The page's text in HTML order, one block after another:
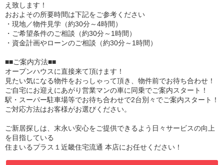
え致します！
おおよその所要時間は下記をご参考ください
・現地／物件見学（約30分～4時間）
・ご希望条件のご相談（約30分～1時間）
・資金計画やローンのご相談（約30分～1時間）
■■ご案内方法■■
オープンハウスに直接来て頂けます！
見たい気になる物件をおっしゃって頂き、物件前でお待ち合わせ！
ご自宅にお迎えにあがり営業マンの車に同乗でご案内スタート！
駅・スーパー駐車場等でお待ち合わせで2台別々でご案内スタート！
ご対応方法はお客様がお選びください。
ご新居探しは、末永い安心をご提供できるよう日々サービスの向上
を目指している
住まいるプラス１近畿住宅流通 本店にお任せください！